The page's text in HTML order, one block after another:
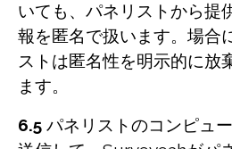
いても、パネリストから提
報を匿名で扱います。場合
ストは匿名性を明示的に放
ます。
6.5 パネリストのコンピュ